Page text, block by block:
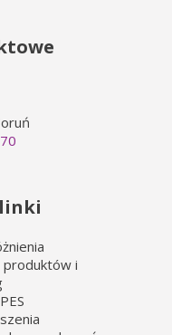
produktów i